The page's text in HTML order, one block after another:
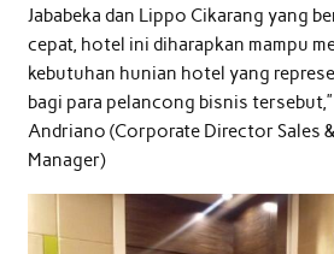
Jababeka dan Lippo Cikarang yang
cepat, hotel ini diharapkan mampu
kebutuhan hunian hotel yang
bagi para pelancong bisnis
Andriano (Corporate Director Sales
Manager)